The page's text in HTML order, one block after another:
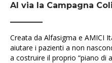
Al via la Campagna
Creata da Alfasigma e AMICI
aiutare i pazienti a non
a costruire il proprio “piano di